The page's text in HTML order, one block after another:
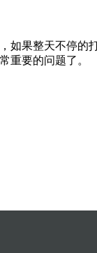
果整天不停
常重要的问题